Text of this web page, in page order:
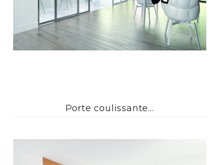
Porte coulissante...